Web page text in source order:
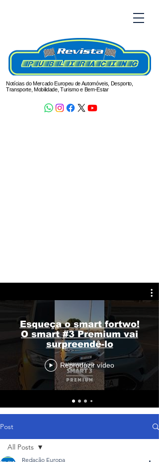
Notícias do Mercado Europeu de Automóveis, Desporto,
Transporte, Mobilidade, Turismo e Bem-Estar
Esqueça o smart fortwo!
O smart #3 Premium vai
surpreendê-lo
Reproduzir vídeo
Post
All Posts
Redação Europa